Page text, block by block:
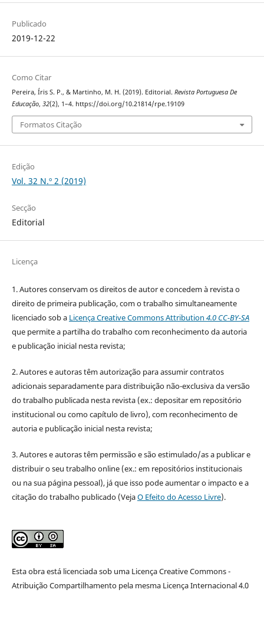
Publicado
2019-12-22
Como Citar
Pereira, Íris S. P., & Martinho, M. H. (2019). Editorial. Revista Portuguesa De
Educação, 32(2), 1–4. https://doi.org/10.21814/rpe.19109
Formatos Citação
Edição
Vol. 32 N.º 2 (2019)
Secção
Editorial
Licença
1. Autores conservam os direitos de autor e concedem à revista o
direito de primeira publicação, com o trabalho simultaneamente
licenciado sob a Licença Creative Commons Attribution 4.0 CC-BY-SA
que permite a partilha do trabalho com reconhecimento da autoria
e publicação inicial nesta revista;
2. Autores e autoras têm autorização para assumir contratos
adicionais separadamente para distribuição não-exclusiva da versão
do trabalho publicada nesta revista (ex.: depositar em repositório
institucional ou como capítulo de livro), com reconhecimento de
autoria e publicação inicial nesta revista;
3. Autores e autoras têm permissão e são estimulado/as a publicar e
distribuir o seu trabalho online (ex.: em repositórios institucionais
ou na sua página pessoal), já que isso pode aumentar o impacto e a
citação do trabalho publicado (VejaO Efeito do Acesso Livre).
Esta obra está licenciada sob uma Licença Creative Commons -
Atribuição Compartilhamento pela mesma Licença Internacional 4.0